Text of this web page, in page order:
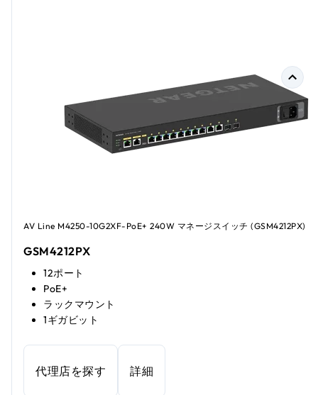
AV Line M4250-10G2XF-PoE+ 240W マネージスイッチ (GSM4212PX)
GSM4212PX
12ポート
PoE+
ラックマウント
1ギガビット
代理店を探す 詳細